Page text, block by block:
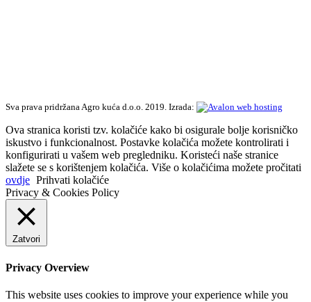
Sva prava pridržana Agro kuća d.o.o. 2019. Izrada:
Ova stranica koristi tzv. kolačiće kako bi osigurale bolje korisničko
iskustvo i funkcionalnost. Postavke kolačića možete kontrolirati i
konfigurirati u vašem web pregledniku. Koristeći naše stranice
slažete se s korištenjem kolačića. Više o kolačićima možete pročitati
ovdje Prihvati kolačiće
Privacy & Cookies Policy
Zatvori
Privacy Overview
This website uses cookies to improve your experience while you